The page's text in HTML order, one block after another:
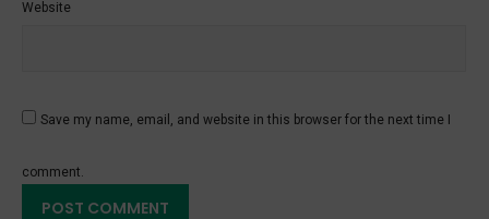
Website
Save my name, email, and website in this browser for the next time I
comment.